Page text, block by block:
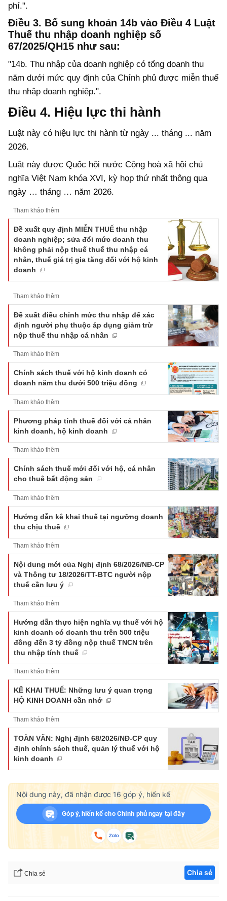
phí.".
Điều 3. Bổ sung khoản 14b vào Điều 4 Luật
Thuế thu nhập doanh nghiệp số
67/2025/QH15 như sau:
"14b. Thu nhập của doanh nghiệp có tổng doanh thu
năm dưới mức quy định của Chính phủ được miễn thuế
thu nhập doanh nghiệp.".
Điều 4. Hiệu lực thi hành
Luật này có hiệu lực thi hành từ ngày ... tháng ... năm
2026.
Luật này được Quốc hội nước Cộng hoà xã hội chủ
nghĩa Việt Nam khóaXV , kỳ họp thứ nhất thông qua
ngày … tháng … năm 2026.
Tham khảo thêm
Đề xuất quy định MIỄN THUẾ thu nhập
doanh nghiệp; sửa đổi mức doanh thu
không phải nộp thuế thuế thu nhập cá
nhân, thuế giá trị gia tăng đối với hộ kinh
doanh
Tham khảo thêm
Đề xuất điều chỉnh mức thu nhập để xác
định người phụ thuộc áp dụng giảm trừ
nộp thuế thu nhập cá nhân
Tham khảo thêm
Chính sách thuế với hộ kinh doanh có
doanh năm thu dưới 500 triệu đồng
Tham khảo thêm
Phương pháp tính thuế đối với cá nhân
kinh doanh, hộ kinh doanh
Tham khảo thêm
Chính sách thuế mới đối với hộ, cá nhân
cho thuê bất động sản
Tham khảo thêm
Hướng dẫn kê khai thuế tại ngưỡng doanh
thu chịu thuế
Tham khảo thêm
Nội dung mới của Nghị định 68/2026/NĐ-CP
và Thông tư 18/2026/TT-BTC người nộp
thuế cần lưu ý
Tham khảo thêm
Hướng dẫn thực hiện nghĩa vụ thuế với hộ
kinh doanh có doanh thu trên 500 triệu
đồng đến 3 tỷ đồng nộp thuế TNCN trên
thu nhập tính thuế
Tham khảo thêm
KÊ KHAI THUẾ: Những lưu ý quan trọng
HỘ KINH DOANH cần nhớ
Tham khảo thêm
TOÀN VĂN: Nghị định 68/2026/NĐ-CP quy
định chính sách thuế, quản lý thuế với hộ
kinh doanh
Nội dung này, đã nhận được 16 góp ý, hiến kế
Góp ý, hiến kế cho Chính phủ ngay tại đây
Chia sẻ Chia sẻ